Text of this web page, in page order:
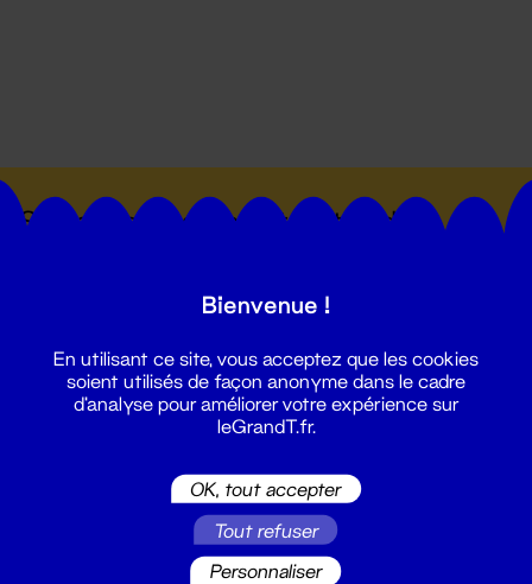
Suivez toutes les actualités du
Bienvenue !
En utilisant ce site, vous acceptez que les cookies
soient utilisés de façon anonyme dans le cadre
d'analyse pour améliorer votre expérience sur
leGrandT.fr.
OK, tout accepter
Tout refuser
Personnaliser